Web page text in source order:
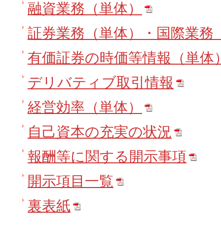
融資業務（単体）
証券業務（単体）・国際業務
有価証券の時価等情報（単体
デリバティブ取引情報
経営効率（単体）
自己資本の充実の状況
報酬等に関する開示事項
開示項目一覧
裏表紙